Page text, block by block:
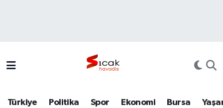
Türkiye Politika Spor Ekonomi Bursa